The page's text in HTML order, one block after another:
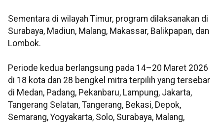
Sementara di wilayah Timur, program dilaksanakan di
Surabaya, Madiun, Malang, Makassar, Balikpapan, dan
Lombok.
Periode kedua berlangsung pada 14–20 Maret 2026
di 18 kota dan 28 bengkel mitra terpilih yang tersebar
di Medan, Padang, Pekanbaru, Lampung, Jakarta,
Tangerang Selatan, Tangerang, Bekasi, Depok,
Semarang, Yogyakarta, Solo, Surabaya, Malang,